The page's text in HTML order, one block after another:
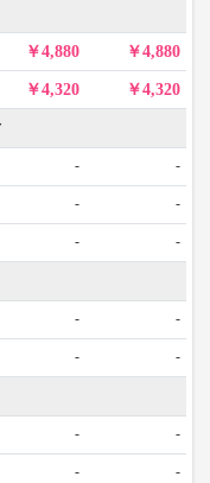
4,880 4,880
4,320 4,320
- -
- -
- -
- -
- -
- -
- -